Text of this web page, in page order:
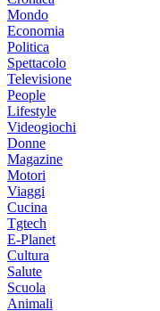
Mondo
Economia
Politica
Spettacolo
Televisione
People
Lifestyle
Videogiochi
Donne
Magazine
Motori
Viaggi
Cucina
Tgtech
E-Planet
Cultura
Salute
Scuola
Animali